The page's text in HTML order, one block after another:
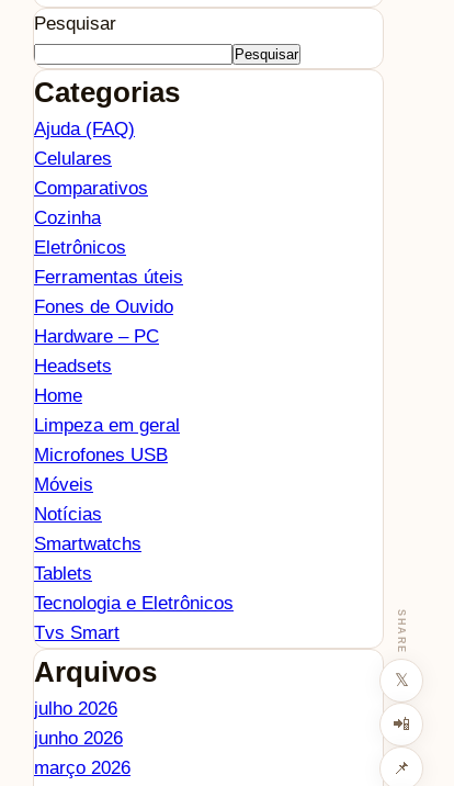
SHARE
𝕏
📲
📌
Pesquisar
Pesquisar
Categorias
Ajuda (FAQ)
Celulares
Comparativos
Cozinha
Eletrônicos
Ferramentas úteis
Fones de Ouvido
Hardware – PC
Headsets
Home
Limpeza em geral
Microfones USB
Móveis
Notícias
Smartwatchs
Tablets
Tecnologia e Eletrônicos
Tvs Smart
Arquivos
julho 2026
junho 2026
março 2026